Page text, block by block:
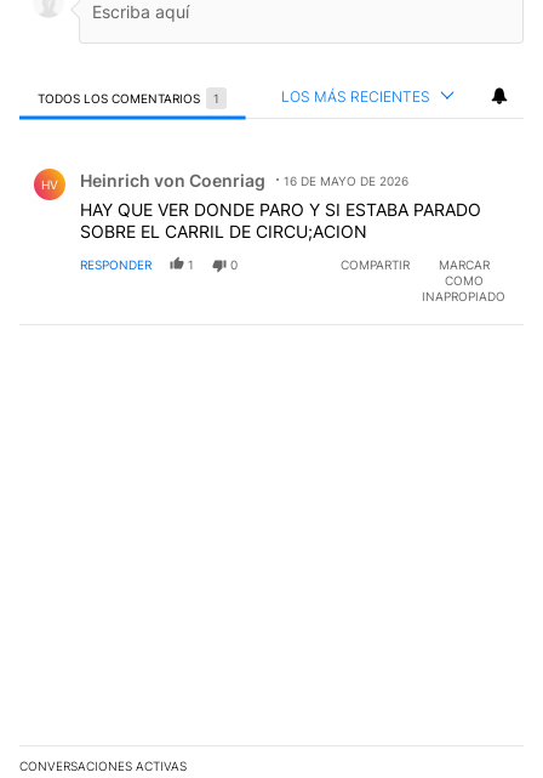
TODOS LOS COMENTARIOS 1 LOS MÁS RECIENTES
HV Heinrich von Coenriag 16 DE MAYO DE 2026
HAY QUE VER DONDE PARO Y SI ESTABA PARADO
SOBRE EL CARRIL DE CIRCU;ACION
RESPONDER 1 0 COMPARTIR
MARCAR
COMO
INAPROPIADO
CONVERSACIONES ACTIVAS